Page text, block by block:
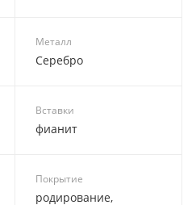
Металл
Серебро
Вставки
фианит
Покрытие
родирование,